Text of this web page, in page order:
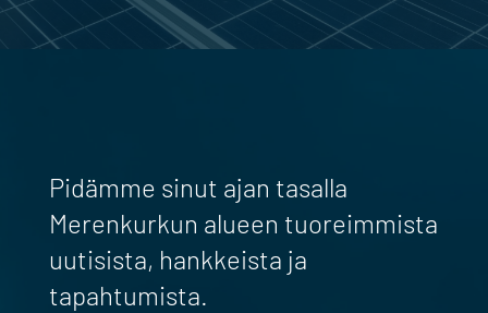
Pidämme sinut ajan tasalla
Merenkurkun alueen tuoreimmista
uutisista, hankkeista ja
tapahtumista.